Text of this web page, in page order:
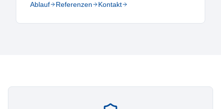
Ablauf Referenzen Kontakt